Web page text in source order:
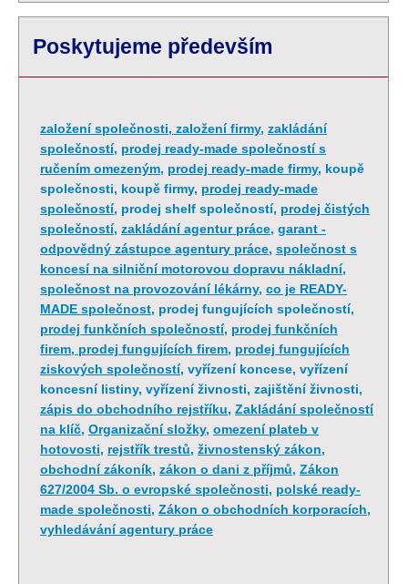
Poskytujeme především
založení společnosti, založení firmy, zakládání
společností, prodej ready-made společností s
ručením omezeným, prodej ready-made firmy, koupě
společnosti, koupě firmy, prodej ready-made
společností, prodej shelf společností, prodej čistých
společností, zakládání agentur práce, garant -
odpovědný zástupce agentury práce, společnost s
koncesí na silniční motorovou dopravu nákladní,
společnost na provozování lékárny, co je READY-
MADE společnost, prodej fungujících společností,
prodej funkčních společností, prodej funkčních
firem, prodej fungujících firem, prodej fungujících
ziskových společností, vyřízení koncese, vyřízení
koncesní listiny, vyřízení živnosti, zajištění živnosti,
zápis do obchodního rejstříku, Zakládání společností
na klíč, Organizační složky, omezení plateb v
hotovosti, rejstřík trestů, živnostenský zákon,
obchodní zákoník, zákon o dani z příjmů, Zákon
627/2004 Sb. o evropské společnosti, polské ready-
made společnosti, Zákon o obchodních korporacích,
vyhledávání agentury práce